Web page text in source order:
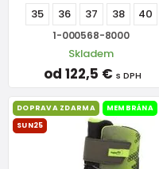
35 36 37 38 40
1-000568-8000
Skladem
od 122,5 € s DPH
DOPRAVA ZDARMA
MEMBRÁNA
SUN25